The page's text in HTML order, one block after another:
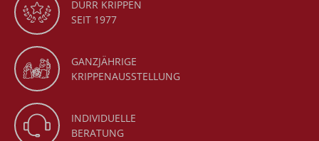
DÜRR KRIPPEN
SEIT 1977
GANZJÄHRIGE
KRIPPENAUSSTELLUNG
INDIVIDUELLE
BERATUNG